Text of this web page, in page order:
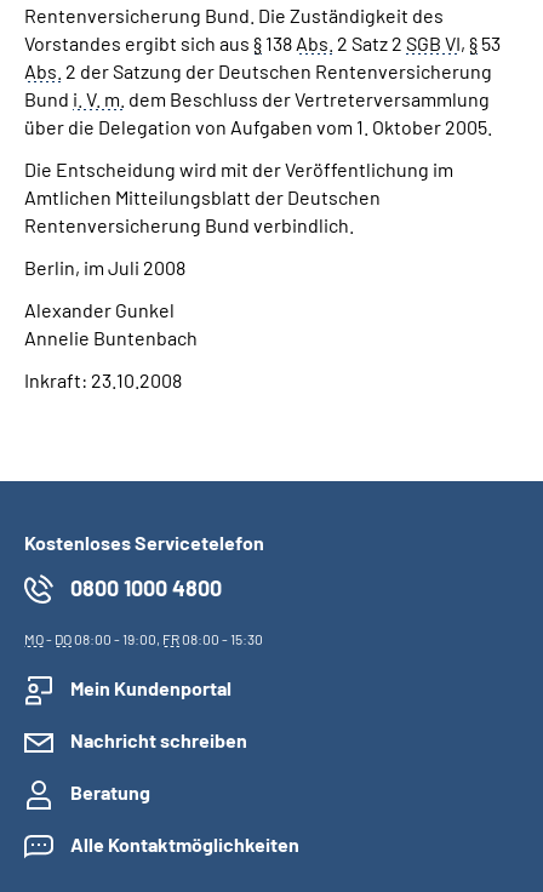
Rentenversicherung Bund. Die Zuständigkeit des
Vorstandes ergibt sich aus § 138 Abs. 2 Satz 2 SGB VI, § 53
Abs. 2 der Satzung der Deutschen Rentenversicherung
Bund i. V. m. dem Beschluss der Vertreterversammlung
über die Delegation von Aufgaben vom 1. Oktober 2005.
Die Entscheidung wird mit der Veröffentlichung im
Amtlichen Mitteilungsblatt der Deutschen
Rentenversicherung Bund verbindlich.
Berlin, im Juli 2008
Alexander Gunkel
Annelie Buntenbach
Inkraft: 23.10.2008
Kostenloses Servicetelefon
0800 1000 4800
MO- DO08:00 - 19:00, FR08:00 - 15:30
Mein Kundenportal
Nachricht schreiben
Beratung
Alle Kontaktmöglichkeiten